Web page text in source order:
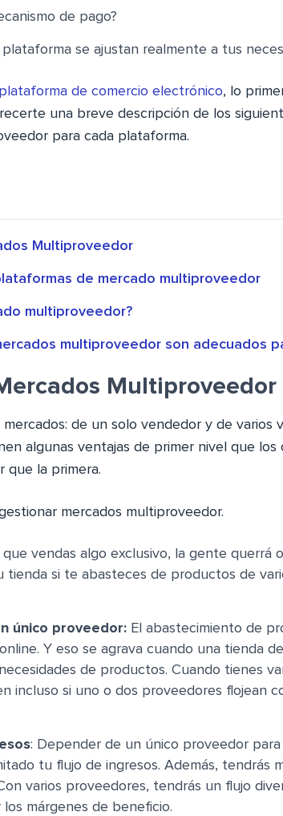
de pago?
se ajustan realmente a tus
plataforma de comercio electrónico, lo
una breve descripción de los
para cada plataforma.
Multiproveedor
de mercado multiproveedor
multiproveedor?
multiproveedor son adecuados
Multiproveedor
de un solo vendedor y de varios
algunas ventajas de primer nivel que
que la primera.
mercados multiproveedor.
vendas algo exclusivo, la gente querrá
si te abasteces de productos de
único proveedor: El abastecimiento de
Y eso se agrava cuando una tienda
de productos. Cuando tienes
incluso si uno o dos proveedores flojean
: Depender de un único proveedor
tu flujo de ingresos. Además, tendrás
varios proveedores, tendrás un flujo
márgenes de beneficio.